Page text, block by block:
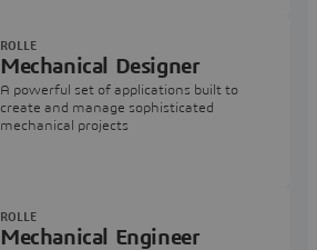
Mechanical Designer
A powerful set of applications built to
create and manage sophisticated
mechanical projects
ROLLE
Mechanical Engineer
ROLLE